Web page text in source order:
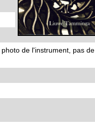
de l'instrument, pas de